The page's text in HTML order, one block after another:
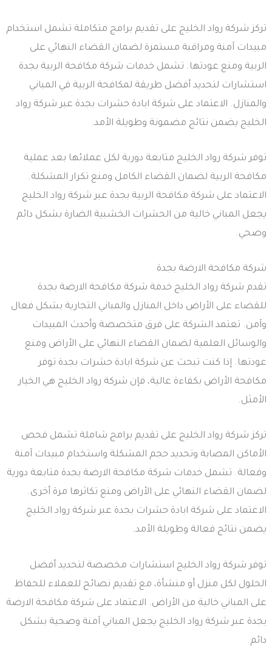
تركز شركة رواد الخليج على تقديم برامج متكاملة تشمل استخدام
مبيدات آمنة ومراقبة مستمرة لضمان القضاء النهائي على
الربية ومنع عودتها. تشمل خدمات شركة مكافحة الربية بجدة
استشارات لتحديد أفضل طريقة لمكافحة الربية في المباني
والمنازل. الاعتماد على شركة ابادة حشرات بجدة عبر شركة رواد
الخليج يضمن نتائج مضمونة وطويلة الأمد.
توفر شركة رواد الخليج متابعة دورية لكل عملائها بعد عملية
مكافحة الربية لضمان القضاء الكامل ومنع تكرار المشكلة.
الاعتماد على شركة مكافحة الربية بجدة عبر شركة رواد الخليج
يجعل المباني خالية من الحشرات الخشبية الضارة بشكل دائم
وصحي.
شركة مكافحة الارضة بجدة
تقدم شركة رواد الخليج خدمة شركة مكافحة الارضة بجدة
للقضاء على الأراض داخل المنازل والمباني التجارية بشكل فعال
وآمن. تعتمد الشركة على فرق متخصصة وأحدث المبيدات
والوسائل العلمية لضمان القضاء النهائي على الأراض ومنع
عودتها. إذا كنت تبحث عن شركة ابادة حشرات بجدة توفر
مكافحة الأراض بكفاءة عالية، فإن شركة رواد الخليج هي الخيار
الأمثل.
تركز شركة رواد الخليج على تقديم برامج شاملة تشمل فحص
الأماكن المصابة وتحديد حجم المشكلة واستخدام مبيدات آمنة
وفعالة. تشمل خدمات شركة مكافحة الارضة بجدة متابعة دورية
لضمان القضاء النهائي على الأراض ومنع تكاثرها مرة أخرى.
الاعتماد على شركة ابادة حشرات بجدة عبر شركة رواد الخليج
يضمن نتائج فعالة وطويلة الأمد.
توفر شركة رواد الخليج استشارات مخصصة لتحديد أفضل
الحلول لكل منزل أو منشأة، مع تقديم نصائح للعملاء للحفاظ
على المباني خالية من الأراض. الاعتماد على شركة مكافحة الارضة
بجدة عبر شركة رواد الخليج يجعل المباني آمنة وصحية بشكل
دائم.